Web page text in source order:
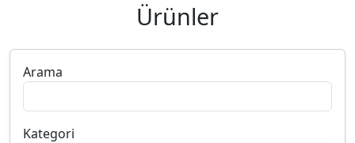
Ürünler
Arama
Kategori